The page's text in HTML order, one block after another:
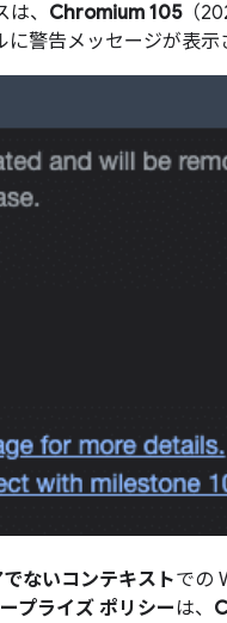
、 Chromium 105（
警告メッセージが表示
ないコンテキストでの
プライズ ポリシーは、